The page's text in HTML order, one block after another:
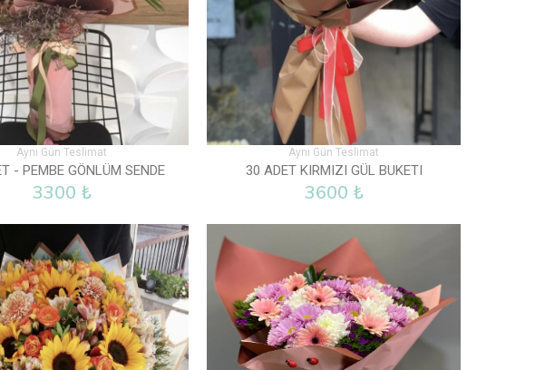
Aynı Gün Teslimat
- PEMBE GÖNLÜM SENDE
3300 ₺
Aynı Gün Teslimat
30 ADET KIRMIZI GÜL BUKETI
3600 ₺